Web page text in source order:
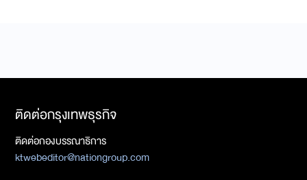
ติดต่อกรุงเทพธุรกิจ
ติดต่อกองบรรณาธิการ
ktwebeditor@nationgroup.com